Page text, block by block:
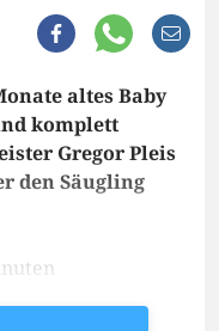
altes Baby
komplett
Gregor Pleis
den Säugling